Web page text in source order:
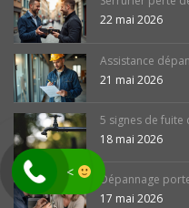
22 mai 2026
Assistance
21 mai 2026
5 signes de fuite
18 mai 2026
Dépannage
17 mai 2026
<